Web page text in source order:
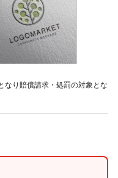
なり賠償請求・処罰の対象とな